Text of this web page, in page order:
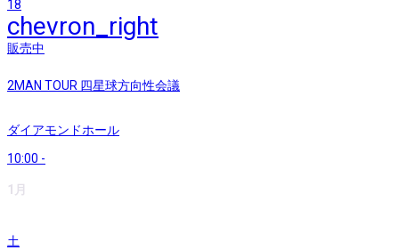
18
chevron_right
販売中
2MAN TOUR 四星球方向性会議
ダイアモンドホール
10:00 -
1月
土